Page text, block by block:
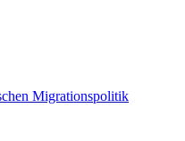
Migrationspolitik